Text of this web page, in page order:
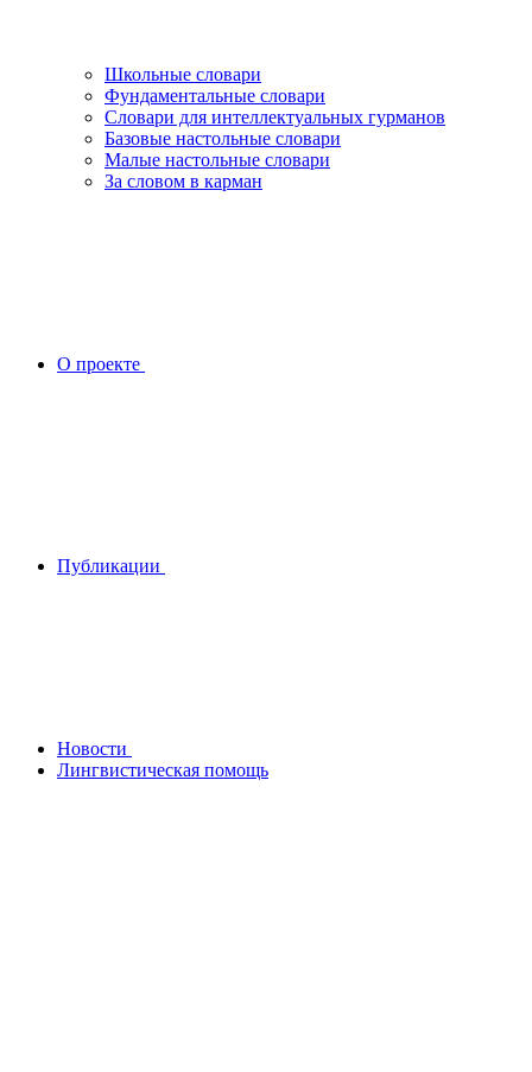
Школьные словари
Фундаментальные словари
Словари для интеллектуальных гурманов
Базовые настольные словари
Малые настольные словари
За словом в карман
О проекте
Публикации
Новости
Лингвистическая помощь